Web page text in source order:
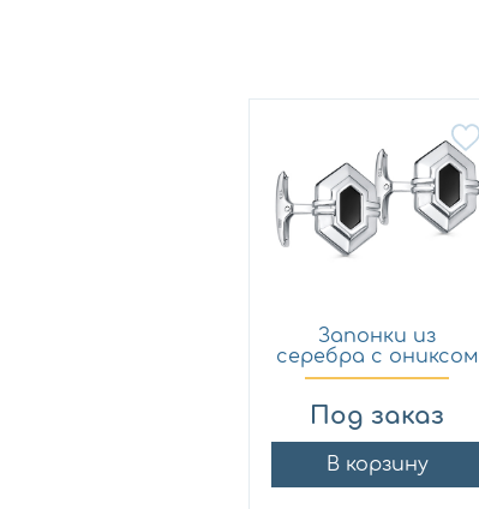
Запонки из
серебра с ониксом
KABAROVS...
Под заказ
В корзину